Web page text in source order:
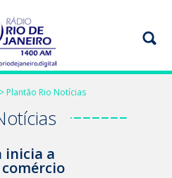
> Plantão Rio Notícias
inicia a